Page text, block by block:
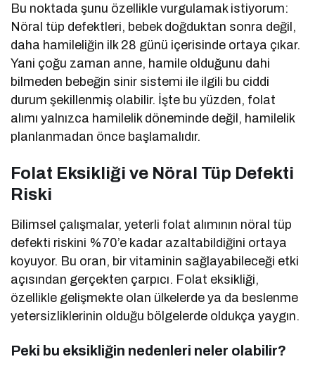
Bu noktada şunu özellikle vurgulamak istiyorum:
Nöral tüp defektleri, bebek doğduktan sonra değil,
daha hamileliğin ilk 28 günü içerisinde ortaya çıkar.
Yani çoğu zaman anne, hamile olduğunu dahi
bilmeden bebeğin sinir sistemi ile ilgili bu ciddi
durum şekillenmiş olabilir. İşte bu yüzden, folat
alımı yalnızca hamilelik döneminde değil, hamilelik
planlanmadan önce başlamalıdır.
Folat Eksikliği ve Nöral Tüp Defekti
Riski
Bilimsel çalışmalar, yeterli folat alımının nöral tüp
defekti riskini %70’e kadar azaltabildiğini ortaya
koyuyor. Bu oran, bir vitaminin sağlayabileceği etki
açısından gerçekten çarpıcı. Folat eksikliği,
özellikle gelişmekte olan ülkelerde ya da beslenme
yetersizliklerinin olduğu bölgelerde oldukça yaygın.
Peki bu eksikliğin nedenleri neler olabilir?